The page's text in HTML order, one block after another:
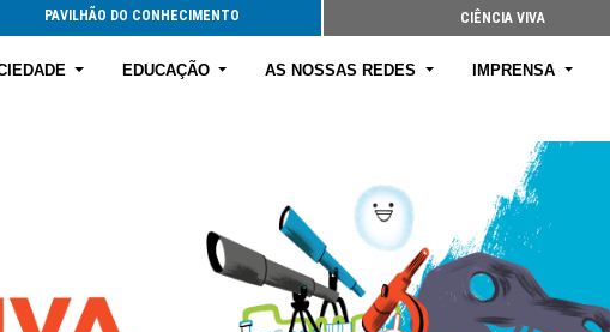
PAVILHÃO DO CONHECIMENTO CIÊNCIA VIVA
EDUCAÇÃO AS NOSSAS REDES IMPRENSA